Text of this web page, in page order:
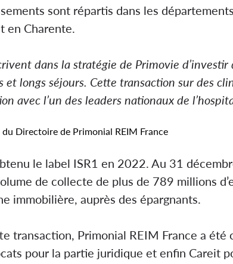
sont répartis dans les
en Charente.
dans la stratégie de Primovie
et longs séjours. Cette transaction sur des
avec l’un des leaders nationaux de
du Directoire de Primonial REIM France
le label ISR1 en 2022. Au 31
de collecte de plus de 789 millions
immobilière, auprès des épargnants.
transaction, Primonial REIM France a
pour la partie juridique et enfin Careit